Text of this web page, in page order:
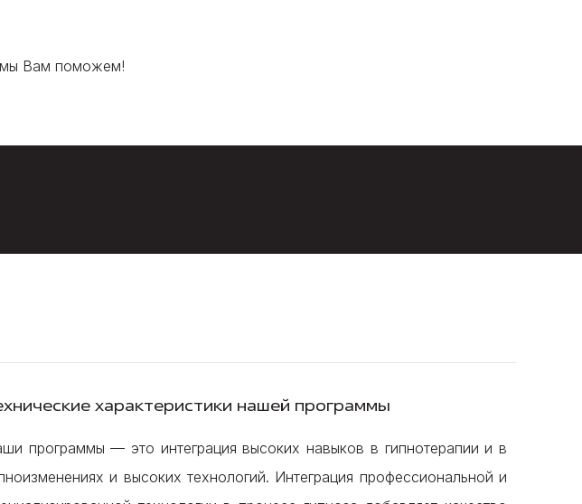
мы Вам поможем!
характеристики нашей программы
программы — это интеграция высоких навыков в гипнотерапии и в
и высоких технологий. Интеграция профессиональной и